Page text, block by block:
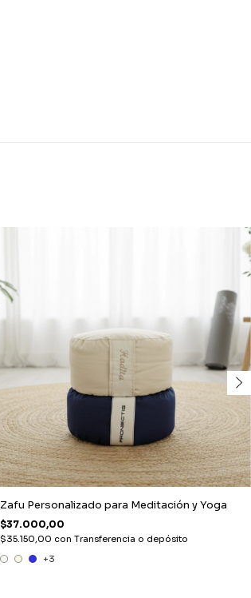
Zafu Personalizado para Meditación y Yoga
$37.000,00
$35.150,00 con Transferencia o depósito
+3